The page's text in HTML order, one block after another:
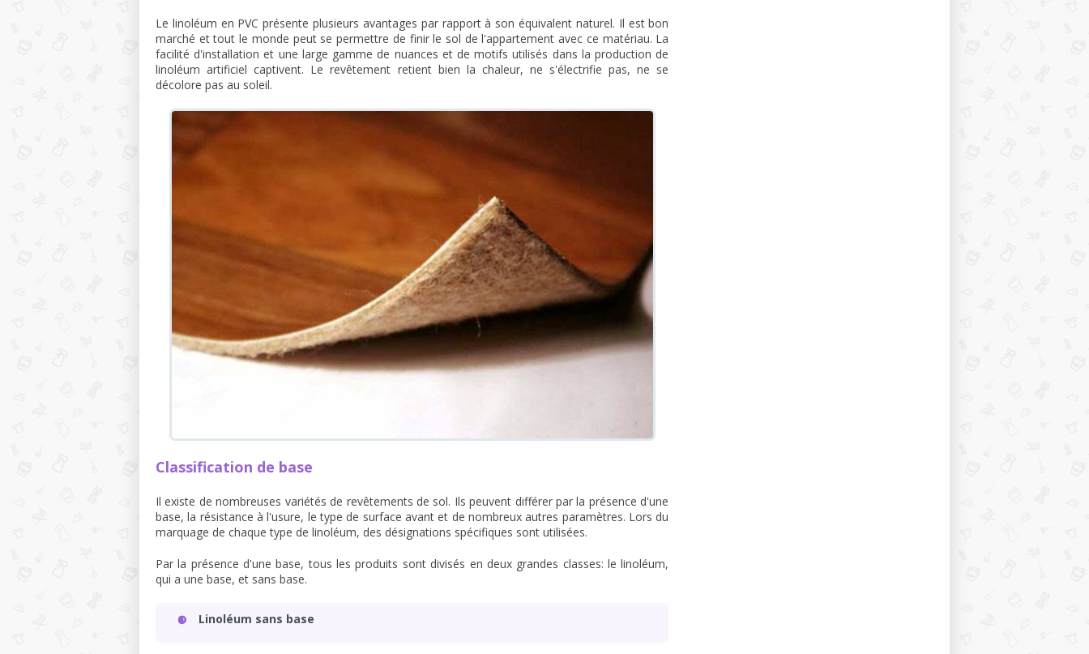
Le linoléum en PVC présente plusieurs avantages par rapport à son équivalent naturel. Il est bon
marché et tout le monde peut se permettre de finir le sol de l'appartement avec ce matériau. La
facilité d'installation et une large gamme de nuances et de motifs utilisés dans la production de
linoléum artificiel captivent. Le revêtement retient bien la chaleur, ne s'électrifie pas, ne se
décolore pas au soleil.
Classification de base
Il existe de nombreuses variétés de revêtements de sol. Ils peuvent différer par la présence d'une
base, la résistance à l'usure, le type de surface avant et de nombreux autres paramètres. Lors du
marquage de chaque type de linoléum, des désignations spécifiques sont utilisées.
Par la présence d'une base, tous les produits sont divisés en deux grandes classes: le linoléum,
qui a une base, et sans base.
Linoléum sans base